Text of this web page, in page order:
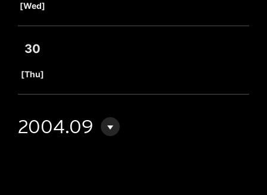
[Wed]
30
[Thu]
2004.09